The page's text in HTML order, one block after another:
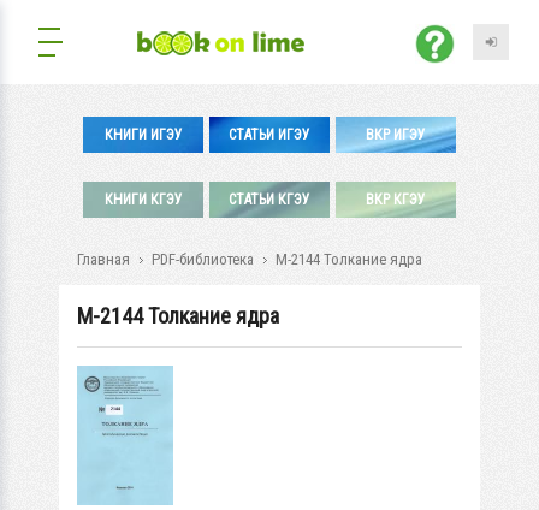
КНИГИ ИГЭУ СТАТЬИ ИГЭУ ВКР ИГЭУ
КНИГИ КГЭУ СТАТЬИ КГЭУ ВКР КГЭУ
Главная PDF-библиотека М-2144 Толкание ядра
М-2144 Толкание ядра